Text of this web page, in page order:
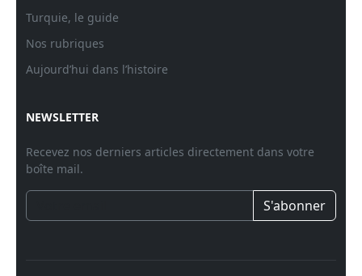
Turquie, le guide
Nos rubriques
Aujourd’hui dans l’histoire
NEWSLETTER
Recevez nos derniers articles directement dans votre
boîte mail.
S'abonner